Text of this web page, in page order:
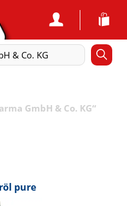
GmbH & Co. KG“
pure